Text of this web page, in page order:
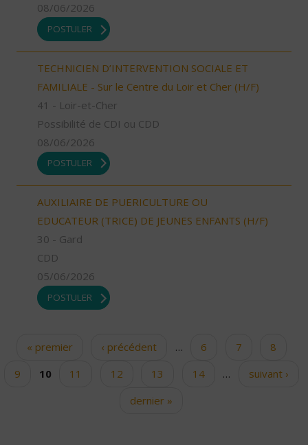
08/06/2026
POSTULER
TECHNICIEN D’INTERVENTION SOCIALE ET
FAMILIALE - Sur le Centre du Loir et Cher (H/F)
41 - Loir-et-Cher
Possibilité de CDI ou CDD
08/06/2026
POSTULER
AUXILIAIRE DE PUERICULTURE OU
EDUCATEUR (TRICE) DE JEUNES ENFANTS (H/F)
30 - Gard
CDD
05/06/2026
POSTULER
Pages« premier ‹ précédent … 6 7
8
9
10 11 12 13 14 …
suivant ›
dernier »